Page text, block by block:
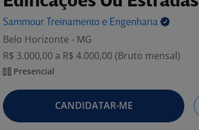
Sammour Treinamento e Engenharia
Belo Horizonte - MG
R$ 3.000,00 a R$ 4.000,00 (Bruto mensal)
Presencial
CANDIDATAR-ME